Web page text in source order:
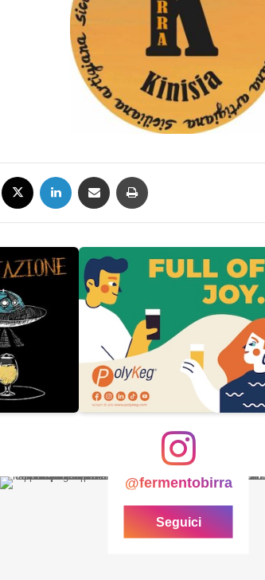
Facebook LinkedIn Condividi via mail
@fermentobirra
Seguici